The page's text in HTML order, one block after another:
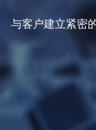
与客户建立紧密